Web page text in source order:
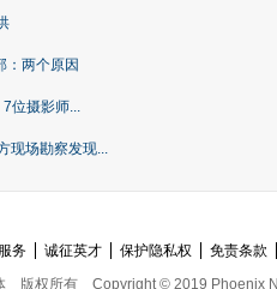
：两个原因
位摄影师...
现场勘察发现...
务 诚征英才 保护隐私权 免责条款
版权所有 Copyright © 2019 Phoenix